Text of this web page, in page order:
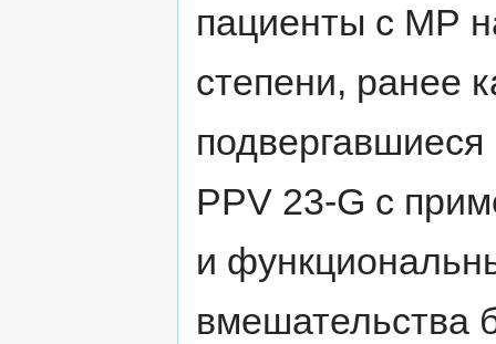
пациенты с МР
степени, ранее
PPV 23-G с
и
вмешательства